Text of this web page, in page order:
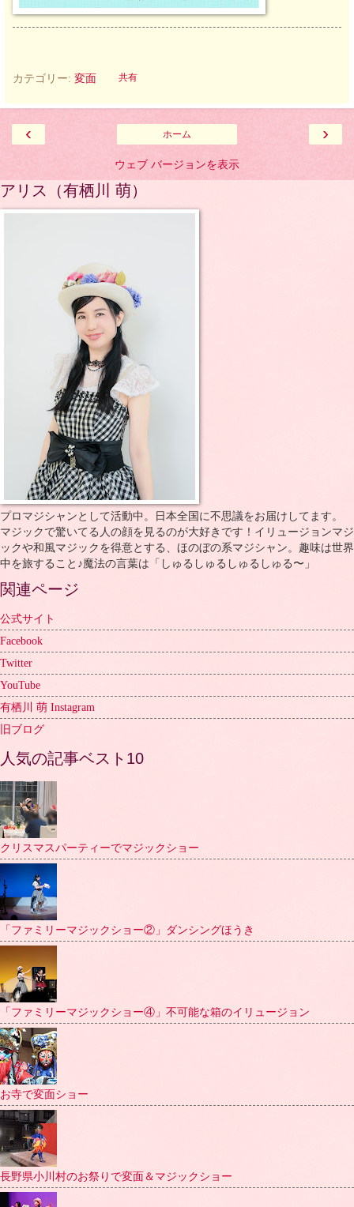
カテゴリー: 変面 共有
‹ ›
ホーム
ウェブ バージョンを表示
アリス（有栖川 萌）
プロマジシャンとして活動中。日本全国に不思議をお届けしてます。
マジックで驚いてる人の顔を見るのが大好きです！イリュージョンマジ
ックや和風マジックを得意とする、ほのぼの系マジシャン。趣味は世界
中を旅すること♪魔法の言葉は「しゅるしゅるしゅるしゅる〜」
関連ページ
公式サイト
Facebook
Twitter
YouTube
有栖川 萌 Instagram
旧ブログ
人気の記事ベスト10
クリスマスパーティーでマジックショー
「ファミリーマジックショー②」ダンシングほうき
「ファミリーマジックショー④」不可能な箱のイリュージョン
お寺で変面ショー
長野県小川村のお祭りで変面＆マジックショー